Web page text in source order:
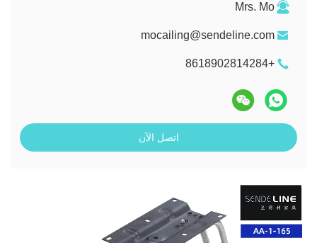
Mrs. Mo
mocailing@sendeline.com
+8618902814284
اتصل الآن